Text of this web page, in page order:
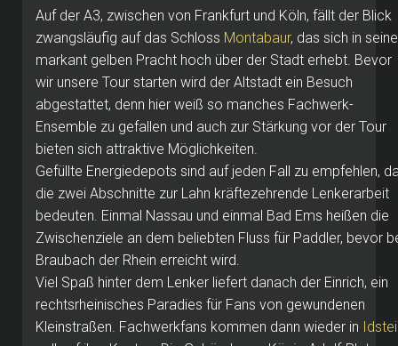
Auf der A3, zwischen von Frankfurt und Köln, fällt der Blick
zwangsläufig auf das Schloss Montabaur, das sich in
markant gelben Pracht hoch über der Stadt erhebt. Bevor
wir unsere Tour starten wird der Altstadt ein Besuch
abgestattet, denn hier weiß so manches Fachwerk-
Ensemble zu gefallen und auch zur Stärkung vor der Tour
bieten sich attraktive Möglichkeiten.
Gefüllte Energiedepots sind auf jeden Fall zu empfehlen,
die zwei Abschnitte zur Lahn kräftezehrende Lenkerarbeit
bedeuten. Einmal Nassau und einmal Bad Ems heißen die
Zwischenziele an dem beliebten Fluss für Paddler, bevor
Braubach der Rhein erreicht wird.
Viel Spaß hinter dem Lenker liefert danach der Einrich, ein
rechtsrheinisches Paradies für Fans von gewundenen
Kleinstraßen. Fachwerkfans kommen dann wieder in